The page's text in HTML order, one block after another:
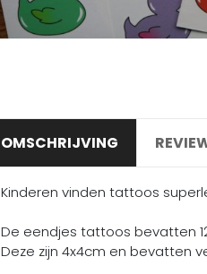
OMSCHRIJVING
Kinderen vinden tattoos
De eendjes tattoos bevatten
Deze zijn 4x4cm en bevatten